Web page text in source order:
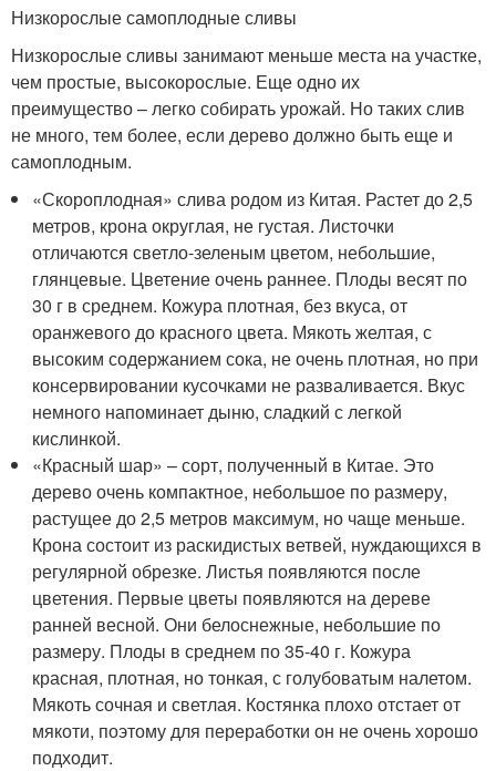
Низкорослые самоплодные сливы
Низкорослые сливы занимают меньше места на участке,
чем простые, высокорослые. Еще одно их
преимущество – легко собирать урожай. Но таких слив
не много, тем более, если дерево должно быть еще и
самоплодным.
«Скороплодная» слива родом из Китая. Растет до 2,5
метров, крона округлая, не густая. Листочки
отличаются светло-зеленым цветом, небольшие,
глянцевые. Цветение очень раннее. Плоды весят по
30 г в среднем. Кожура плотная, без вкуса, от
оранжевого до красного цвета. Мякоть желтая, с
высоким содержанием сока, не очень плотная, но при
консервировании кусочками не разваливается. Вкус
немного напоминает дыню, сладкий с легкой
кислинкой.
«Красный шар» – сорт, полученный в Китае. Это
дерево очень компактное, небольшое по размеру,
растущее до 2,5 метров максимум, но чаще меньше.
Крона состоит из раскидистых ветвей, нуждающихся в
регулярной обрезке. Листья появляются после
цветения. Первые цветы появляются на дереве
ранней весной. Они белоснежные, небольшие по
размеру. Плоды в среднем по 35-40 г. Кожура
красная, плотная, но тонкая, с голубоватым налетом.
Мякоть сочная и светлая. Костянка плохо отстает от
мякоти, поэтому для переработки он не очень хорошо
подходит.